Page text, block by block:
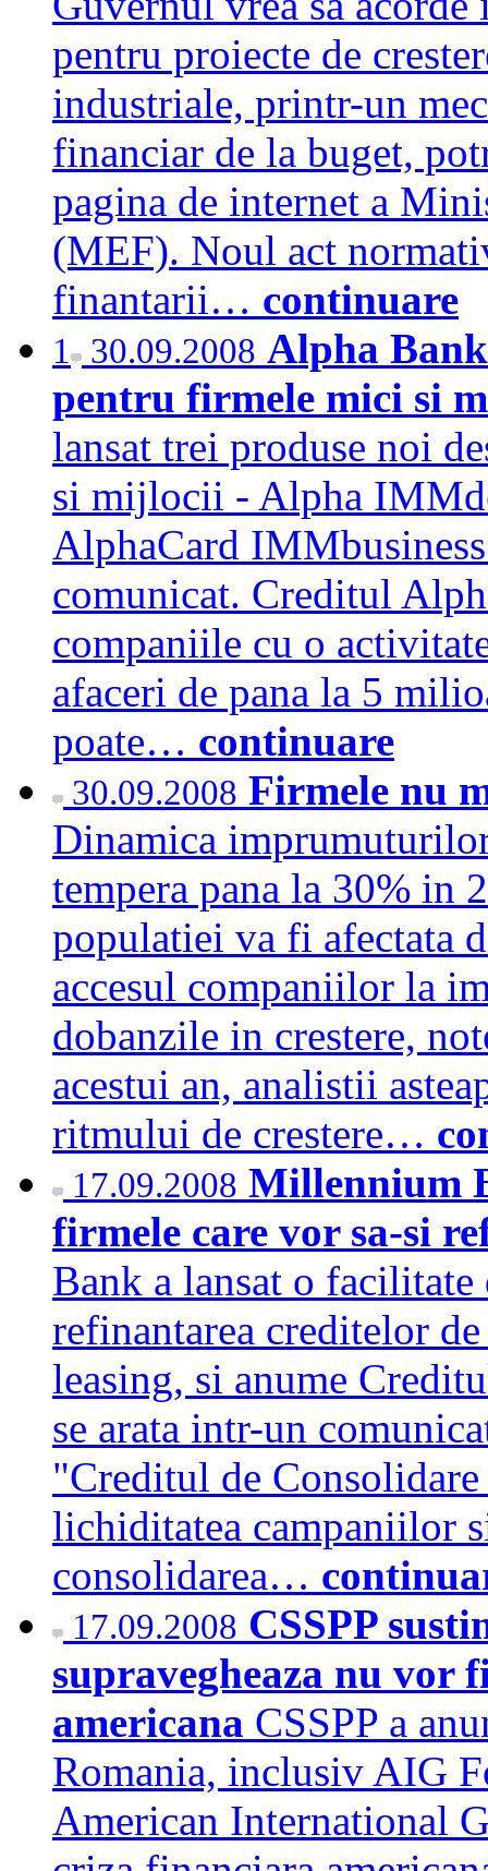
pentru proiecte de
industriale, printr-un
financiar de la buget,
pagina de internet a
(MEF). Noul act
finantarii… continuare
1 30.09.2008 Alpha
pentru firmele mici si
lansat trei produse noi
si mijlocii - Alpha
AlphaCard
comunicat. Creditul
companiile cu o
afaceri de pana la 5
poate… continuare
30.09.2008 Firmele nu
Dinamica
tempera pana la 30% in
populatiei va fi afectata
accesul companiilor la
dobanzile in crestere,
acestui an, analistii
ritmului de crestere…
17.09.2008 Millennium
firmele care vor sa-si
Bank a lansat o
refinantarea creditelor
leasing, si anume
se arata intr-un
"Creditul de
lichiditatea campaniilor
consolidarea…
17.09.2008 CSSPP
supravegheaza nu vor
americana CSSPP a
Romania, inclusiv AIG
American International